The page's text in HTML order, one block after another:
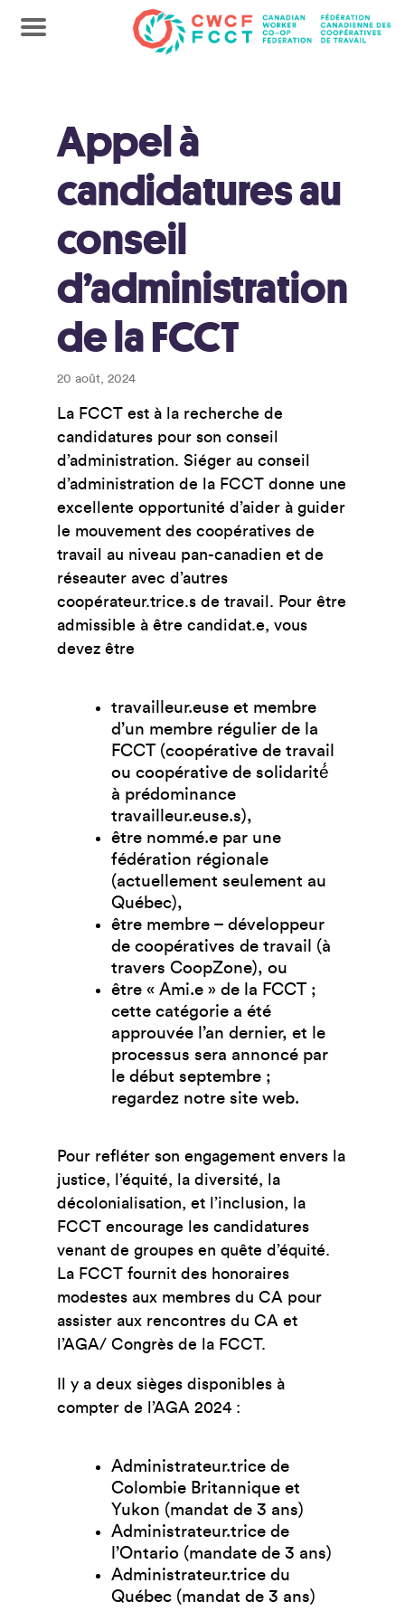
Appel à
candidatures au
conseil
d’administration
de la FCCT
20 août, 2024
La FCCT est à la recherche de
candidatures pour son conseil
d’administration. Siéger au conseil
d’administration de la FCCT donne une
excellente opportunité d’aider à guider
le mouvement des coopératives de
travail au niveau pan-canadien et de
réseauter avec d’autres
coopérateur.trice.s de travail. Pour être
admissible à être candidat.e, vous
devez être
travailleur.euse et membre
d’un membre régulier de la
FCCT (coopérative de travail
ou coopérative de solidarité́
à prédominance
travailleur.euse.s),
être nommé.e par une
fédération régionale
(actuellement seulement au
Québec),
être membre – développeur
de coopératives de travail (à
travers CoopZone), ou
être « Ami.e » de la FCCT ;
cette catégorie a été
approuvée l’an dernier, et le
processus sera annoncé par
le début septembre ;
regardez notre site web.
Pour refléter son engagement envers la
justice, l’équité, la diversité, la
décolonialisation, et l’inclusion, la
FCCT encourage les candidatures
venant de groupes en quête d’équité.
La FCCT fournit des honoraires
modestes aux membres du CA pour
assister aux rencontres du CA et
l’AGA/ Congrès de la FCCT.
Il y a deux sièges disponibles à
compter de l’AGA 2024 :
Administrateur.trice de
Colombie Britannique et
Yukon (mandat de 3 ans)
Administrateur.trice de
l’Ontario (mandate de 3 ans)
Administrateur.trice du
Québec (mandat de 3 ans)